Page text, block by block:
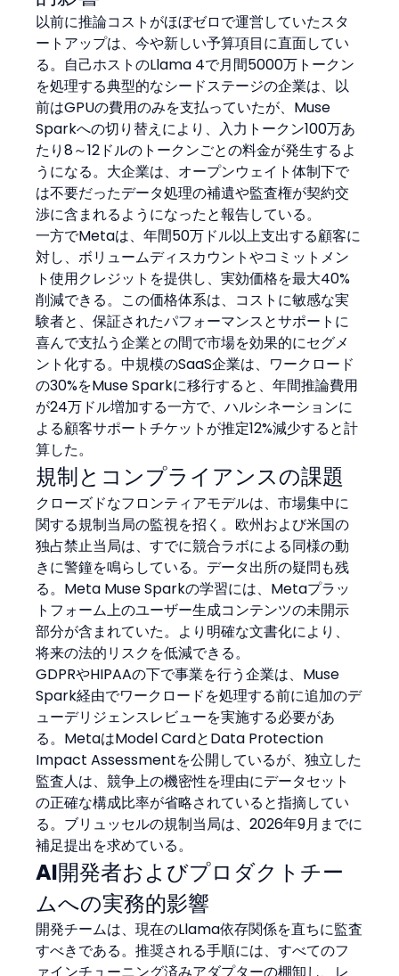
以前に推論コストがほぼゼロで運営していたスタ
ートアップは、今や新しい予算項目に直面してい
る。自己ホストのLlama 4で月間5000万トークン
を処理する典型的なシードステージの企業は、以
前はGPUの費用のみを支払っていたが、Muse
Sparkへの切り替えにより、入力トークン100万あ
たり8～12ドルのトークンごとの料金が発生するよ
うになる。大企業は、オープンウェイト体制下で
は不要だったデータ処理の補遺や監査権が契約交
渉に含まれるようになったと報告している。
一方でMetaは、年間50万ドル以上支出する顧客に
対し、ボリュームディスカウントやコミットメン
ト使用クレジットを提供し、実効価格を最大40%
削減できる。この価格体系は、コストに敏感な実
験者と、保証されたパフォーマンスとサポートに
喜んで支払う企業との間で市場を効果的にセグメ
ント化する。中規模のSaaS企業は、ワークロード
の30%をMuse Sparkに移行すると、年間推論費用
が24万ドル増加する一方で、ハルシネーションに
よる顧客サポートチケットが推定12%減少すると計
算した。
規制とコンプライアンスの課題
クローズドなフロンティアモデルは、市場集中に
関する規制当局の監視を招く。欧州および米国の
独占禁止当局は、すでに競合ラボによる同様の動
きに警鐘を鳴らしている。データ出所の疑問も残
る。Meta Muse Sparkの学習には、Metaプラッ
トフォーム上のユーザー生成コンテンツの未開示
部分が含まれていた。より明確な文書化により、
将来の法的リスクを低減できる。
GDPRやHIPAAの下で事業を行う企業は、Muse
Spark経由でワークロードを処理する前に追加のデ
ューデリジェンスレビューを実施する必要があ
る。MetaはModel CardとData Protection
Impact Assessmentを公開しているが、独立した
監査人は、競争上の機密性を理由にデータセット
の正確な構成比率が省略されていると指摘してい
る。ブリュッセルの規制当局は、2026年9月までに
補足提出を求めている。
AI開発者およびプロダクトチー
ムへの実務的影響
開発チームは、現在のLlama依存関係を直ちに監査
すべきである。推奨される手順には、すべてのフ
ァインチューニング済みアダプターの棚卸し、レ